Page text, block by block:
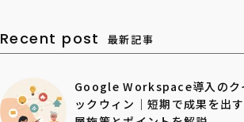
Recent post 最新記事
Google Workspace導入のク
ックウィン｜短期で成果を出